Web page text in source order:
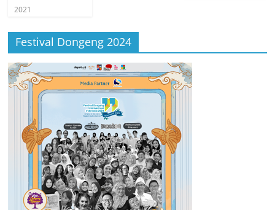
2021
Festival Dongeng 2024